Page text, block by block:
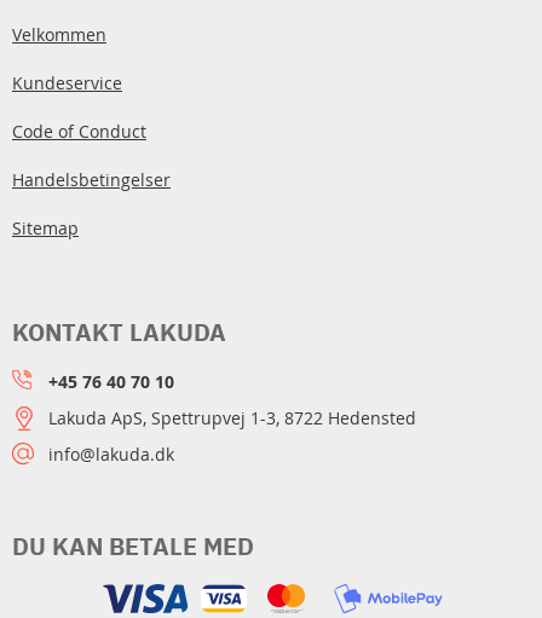
Velkommen
Kundeservice
Code of Conduct
Handelsbetingelser
Sitemap
DU KAN BETALE MED
KONTAKT LAKUDA
+45 76 40 70 10
Lakuda ApS, Spettrupvej 1-3, 8722 Hedensted
info@lakuda.dk